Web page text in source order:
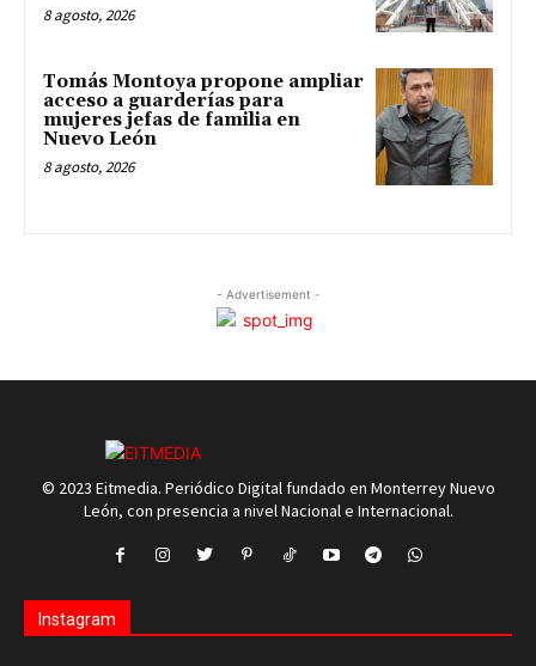
8 agosto, 2026
Tomás Montoya propone ampliar
acceso a guarderías para
mujeres jefas de familia en
Nuevo León
8 agosto, 2026
- Advertisement -
© 2023 Eitmedia. Periódico Digital fundado en Monterrey Nuevo
León, con presencia a nivel Nacional e Internacional.
Instagram